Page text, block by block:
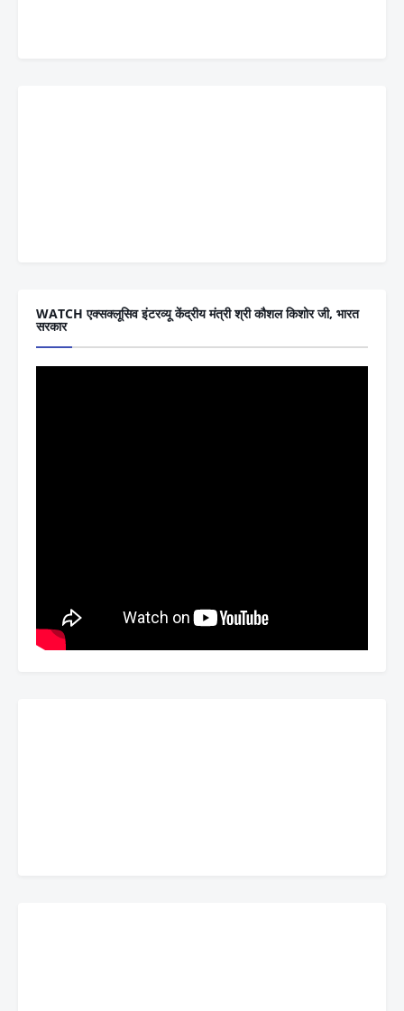
WATCH एक्सक्लूसिव इंटरव्यू केंद्रीय मंत्री श्री कौशल किशोर जी, भारत
सरकार